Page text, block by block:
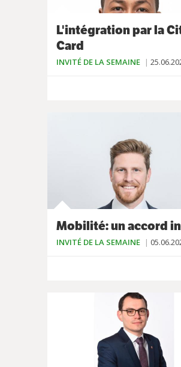
L'intégration par la
Card
INVITÉ DE LA SEMAINE
Mobilité: un accord
INVITÉ DE LA SEMAINE